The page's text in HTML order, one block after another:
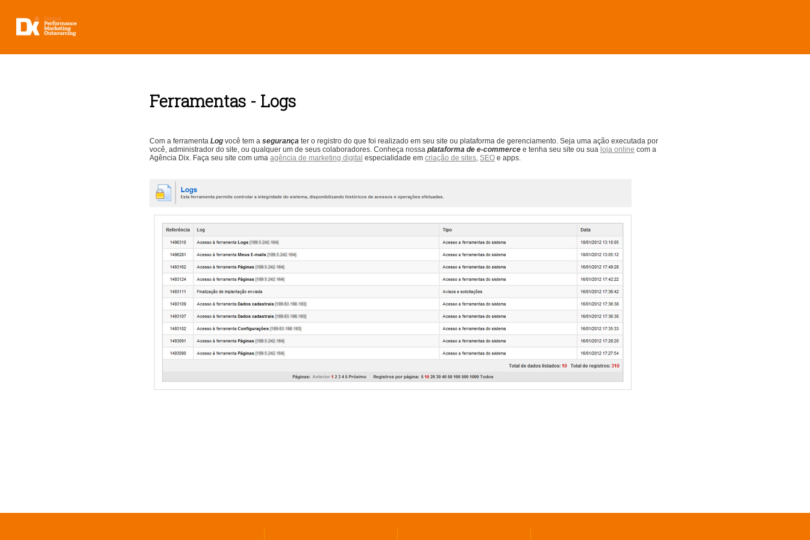
Ferramentas - Logs
Com a ferramenta Log você tem a segurança ter o registro do que foi realizado em seu site ou plataforma de gerenciamento. Seja uma ação executada por
você, administrador do site, ou qualquer um de seus colaboradores. Conheça nossa plataforma de e-commerce e tenha seu site ou sua loja online com a
Agência Dix. Faça seu site com uma agência de marketing digital especialidade em criação de sites, SEO e apps.